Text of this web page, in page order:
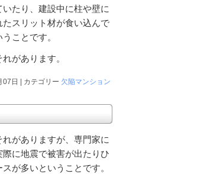
たり、建設中に柱や壁に
スリット材が食い込んで
ことです。
があります。
07日 | カテゴリー 欠陥マンション
がありますが、専門家に
に地震で被害が出たりひ
が多いということです。